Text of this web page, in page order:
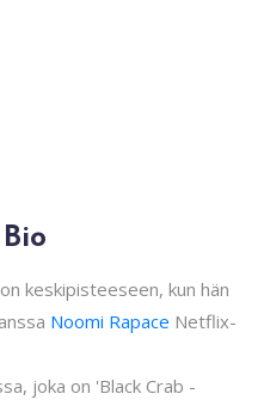
keskipisteeseen, kun hän
Noomi Rapace Netflix-
joka on 'Black Crab -